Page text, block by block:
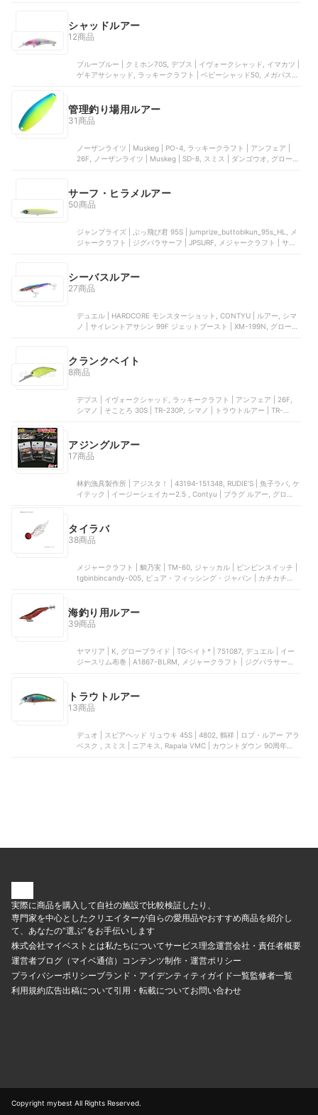
シャッドルアー
12商品
ブルーブルー | クミホン70S, デプス | イヴォークシャッド, イマカツ |
ゲキアサシャッド, ラッキークラフト | ベビーシャッド50, メガバス |
管理釣り場用ルアー
31商品
ノーザンライツ | Muskeg | PO-4, ラッキークラフト | アンフェア |
26F, ノーザンライツ | Muskeg | SD-8, スミス | ダンゴウオ, グローブ
サーフ・ヒラメルアー
50商品
ジャンプライズ | ぶっ飛び君 95S | jumprize_buttobikun_95s_HL, メ
ジャークラフト | ジグパラサーフ | JPSURF, メジャークラフト | サー
シーバスルアー
27商品
デュエル | HARDCORE モンスターショット, CONTYU | ルアー, シマ
ノ | サイレントアサシン 99F ジェットブースト | XM-199N, グローブ
クランクベイト
8商品
デプス | イヴォークシャッド, ラッキークラフト | アンフェア | 26F,
シマノ | そことろ 30S | TR-230P, シマノ | トラウトルアー | TR-
アジングルアー
17商品
林釣漁具製作所 | アジスタ！ | ‎43194-151348, RUDIE’S | 魚子ラバ, ケ
イテック | イージーシェイカー2.5 , Contyu | プラグ ルアー, グローブ
タイラバ
38商品
メジャークラフト | 鯛乃実 | TM-60, ジャッカル | ビンビンスイッチ |
tgbinbincandy-005, ピュア・フィッシング・ジャパン | カチカチ玉 |
海釣り用ルアー
39商品
ヤマリア | K, グローブライド | TGベイト* | ‎751087, デュエル | イー
ジースリム布巻 | ‎A1867-BLRM, メジャークラフト | ジグパラサーフ |
トラウトルアー
13商品
デュオ | スピアヘッド リュウキ 45S | 4802, 鶴祥 | ロブ・ルアー アラ
ベスク , スミス | ニアキス, Rapala VMC | カウントダウン 90周年記念
実際に商品を購入して自社の施設で比較検証したり、
専門家を中心としたクリエイターが自らの愛用品やおすすめ商品を紹介し
て、あなたの“選ぶ”をお手伝いします
株式会社マイベストとは私たちについてサービス理念運営会社・責任者概要
運営者ブログ（マイベ通信） コンテンツ制作・運営ポリシー
プライバシーポリシーブランド・アイデンティティ ガイド一覧監修者一覧
利用規約広告出稿について引用・転載についてお問い合わせ
Copyright mybest All Rights Reserved.